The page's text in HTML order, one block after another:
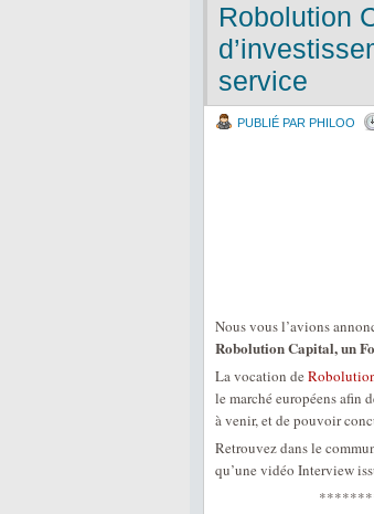
Robolution
service
PUBLIÉ PAR PHILOO
Nous vous l’avions
Robolution Capital, un
La vocation de
le marché européens afin
à venir, et de pouvoir
Retrouvez dans le
qu’une vidéo Interview